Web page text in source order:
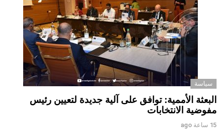
سياسة
البعثة الأممية: توافق على آلية جديدة لتعيين رئيس
مفوضية الانتخابات
15 ساعة ago